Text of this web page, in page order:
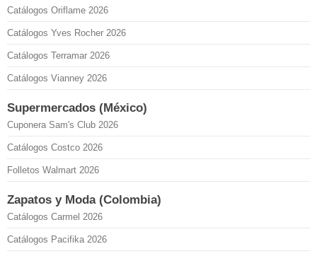
Catálogos Oriflame 2026
Catálogos Yves Rocher 2026
Catálogos Terramar 2026
Catálogos Vianney 2026
Supermercados (México)
Cuponera Sam's Club 2026
Catálogos Costco 2026
Folletos Walmart 2026
Zapatos y Moda (Colombia)
Catálogos Carmel 2026
Catálogos Pacifika 2026